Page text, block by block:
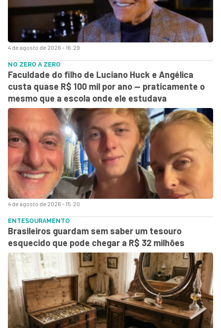
4 de agosto de 2026 - 16:29
4 de agosto de 2026 - 15:20
NO ZERO A ZERO
Faculdade do filho de Luciano Huck e Angélica
custa quase R$ 100 mil por ano — praticamente o
mesmo que a escola onde ele estudava
ENTESOURAMENTO
Brasileiros guardam sem saber um tesouro
esquecido que pode chegar a R$ 32 milhões